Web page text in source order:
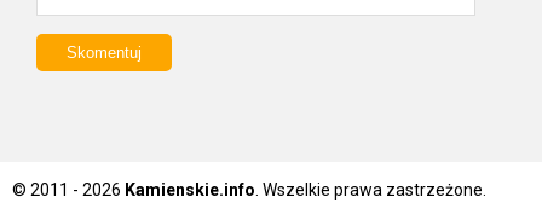
© 2011 - 2026 Kamienskie.info . Wszelkie prawa zastrzeżone.